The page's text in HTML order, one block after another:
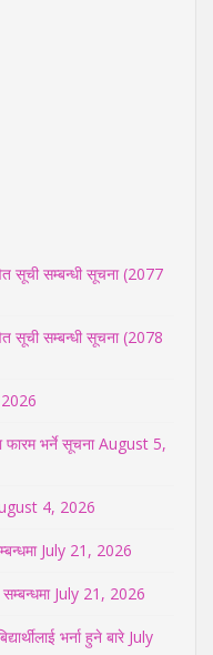
सूची सम्बन्धी सूचना (2077
सूची सम्बन्धी सूचना (2078
भर्ने सूचना August 5,
4, 2026
July 21, 2026
July 21, 2026
भर्ना हुने बारे July